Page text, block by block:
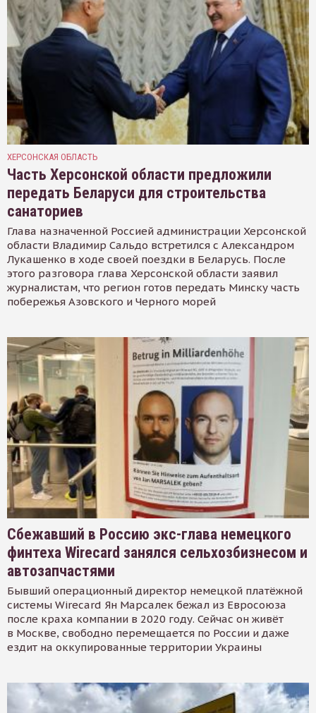
ХЕРСОНСКАЯ ОБЛАСТЬ
Часть Херсонской области предложили
передать Беларуси для строительства
санаториев
Глава назначенной Россией администрации Херсонской
области Владимир Сальдо встретился с Александром
Лукашенко в ходе своей поездки в Беларусь. После
этого разговора глава Херсонской области заявил
журналистам, что регион готов передать Минску часть
побережья Азовского и Черного морей
Сбежавший в Россию экс-глава немецкого
финтеха Wirecard занялся сельхозбизнесом и
автозапчастями
Бывший операционный директор немецкой платёжной
системы Wirecard Ян Марсалек бежал из Евросоюза
после краха компании в 2020 году. Сейчас он живёт
в Москве, свободно перемещается по России и даже
ездит на оккупированные территории Украины